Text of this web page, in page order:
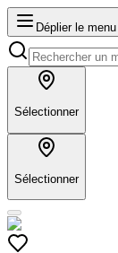
Déplier le menu
Sélectionner
Sélectionner